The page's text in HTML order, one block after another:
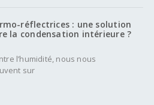
réflectrices : une solution
la condensation intérieure ?
l’humidité, nous nous
sur